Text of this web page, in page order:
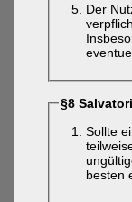
Der
§8
Sollte
besten